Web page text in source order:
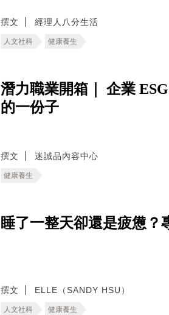
撰文 經理人八分生活
人文社科 健康養生
潛力職業開箱｜ 企業
的一份子
撰文 迷誠品內容中心
健康養生
睡了一整天卻還是疲憊？
撰文 ELLE（SANDY HSU）
人文社科 健康養生